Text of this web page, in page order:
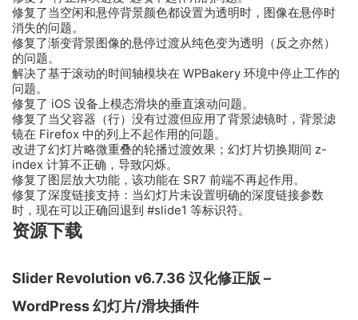
修复了当空闲和悬停背景颜色都设置为透明时，图像在悬停时
消失的问题。
修复了渐变背景图像的悬停过渡从纯色变为透明（反之亦然）
的问题。
解决了基于滚动的时间轴模块在 WPBakery 环境中停止工作的
问题。
修复了 iOS 设备上模态滑块的垂直滚动问题。
修复了当父容器（行）没有过渡但应用了背景滤镜时，背景滤
镜在 Firefox 中的列上不起作用的问题。
改进了幻灯片略微重叠的轮播过渡效果；幻灯片切换期间 z-
index 计算不正确，导致闪烁。
修复了图层放大功能，该功能在 SR7 前端不再起作用。
修复了深度链接支持：当幻灯片未设置明确的深度链接参数
时，现在可以正确回退到 #slide1 等标识符。
资源下载
Slider Revolution v6.7.36 汉化修正版 –
WordPress 幻灯片/滑块插件